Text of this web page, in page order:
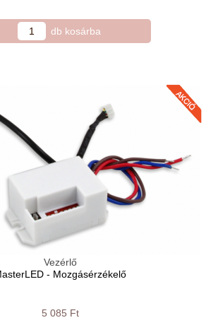
Vezérlő
- Mozgásérzékelő
5 085 Ft